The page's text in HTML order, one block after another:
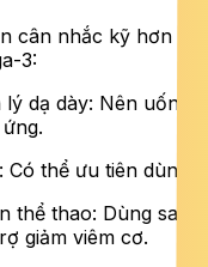
cân nhắc kỹ hơn khi
3:
dạ dày: Nên uống
Có thể ưu tiên dùng
thể thao: Dùng sau
giảm viêm cơ.